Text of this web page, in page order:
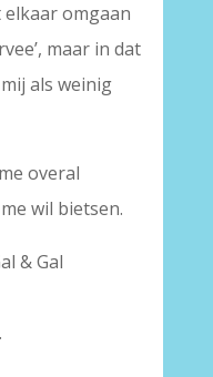
omgaan
maar in dat
als weinig
overal
wil bietsen.
& Gal